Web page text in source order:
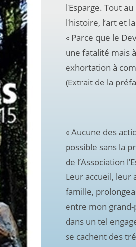
l’Esparge. Tout
l’histoire, l’art et
« Parce que le
une fatalité mais
exhortation à
(Extrait de la
« Aucune des
possible sans la
de l’Association
Leur accueil, leur
famille,
entre mon grand-
dans un tel
se cachent des